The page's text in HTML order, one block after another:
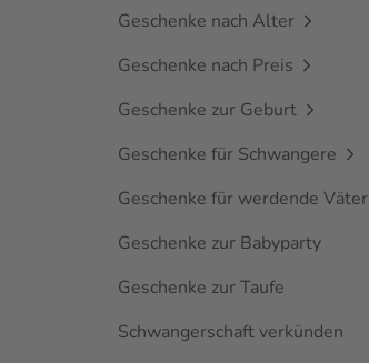
Geschenke nach Alter
Geschenke nach Preis
Geschenke zur Geburt
Geschenke für Schwangere
Geschenke für werdende Väter
Geschenke zur Babyparty
Geschenke zur Taufe
Schwangerschaft verkünden